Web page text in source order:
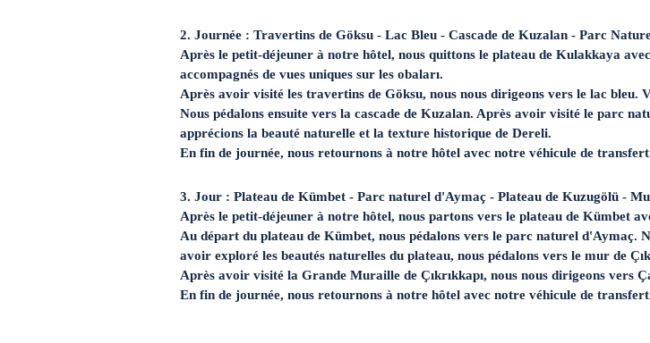
2. Journée : Travertins de Göksu - Lac Bleu - Cascade de Kuzalan - Parc
Après le petit-déjeuner à notre hôtel, nous quittons le plateau de Kulakkaya
accompagnés de vues uniques sur les obaları.
Après avoir visité les travertins de Göksu, nous nous dirigeons vers le lac
Nous pédalons ensuite vers la cascade de Kuzalan. Après avoir visité le parc
apprécions la beauté naturelle et la texture historique de Dereli.
En fin de journée, nous retournons à notre hôtel avec notre véhicule de
3. Jour : Plateau de Kümbet - Parc naturel d'Aymaç - Plateau de Kuzugölü -
Après le petit-déjeuner à notre hôtel, nous partons vers le plateau de Kümbet
Au départ du plateau de Kümbet, nous pédalons vers le parc naturel d'Aymaç.
avoir exploré les beautés naturelles du plateau, nous pédalons vers le mur de
Après avoir visité la Grande Muraille de Çıkrıkkapı, nous nous dirigeons vers
En fin de journée, nous retournons à notre hôtel avec notre véhicule de